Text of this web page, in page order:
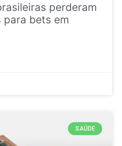
perderam
para bets em
SAÚDE